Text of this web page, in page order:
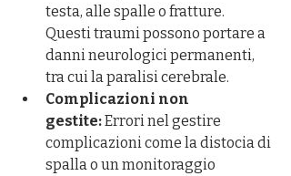
testa, alle spalle o fratture.
Questi traumi possono portare a
danni neurologici permanenti,
tra cui la paralisi cerebrale.
Complicazioni non
gestite: Errori nel gestire
complicazioni come la distocia di
spalla o un monitoraggio